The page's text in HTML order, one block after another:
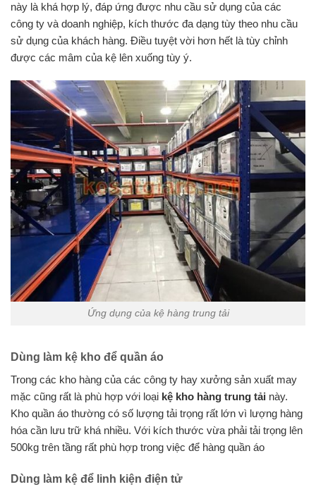
này là khá hợp lý, đáp ứng được nhu cầu sử dụng của các
công ty và doanh nghiệp, kích thước đa dạng tùy theo nhu cầu
sử dụng của khách hàng. Điều tuyệt vời hơn hết là tùy chỉnh
được các mâm của kệ lên xuống tùy ý.
Ứng dụng của kệ hàng trung tải
Dùng làm kệ kho để quần áo
Trong các kho hàng của các công ty hay xưởng sản xuất may
mặc cũng rất là phù hợp với loại kệ kho hàng trung tải này.
Kho quần áo thường có số lượng tải trọng rất lớn vì lượng hàng
hóa cần lưu trữ khá nhiều. Với kích thước vừa phải tải trọng lên
500kg trên tầng rất phù hợp trong việc để hàng quần áo
Dùng làm kệ để linh kiện điện tử